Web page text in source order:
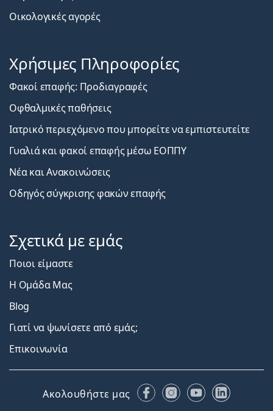
Οικολογικές αγορές
Χρήσιμες Πληροφορίες
Φακοί επαφής: Προδιαγραφές
Οφθαλμικές παθήσεις
Ιατρικό περιεχόμενο που μπορείτε να εμπιστευτείτε
Γυαλιά και φακοί επαφής μέσω ΕΟΠΠΥ
Νέα και Ανακοινώσεις
Οδηγός σύγκρισης φακών επαφής
Σχετικά με εμάς
Ποιοι είμαστε
Η Ομάδα Μας
Blog
Γιατί να ψωνίσετε από εμάς;
Επικοινωνία
Ακολουθήστε μας FacebookInstagram
YouTubeLinkedIn